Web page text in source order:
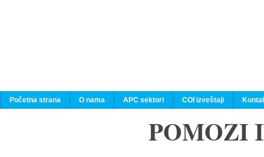
Početna strana O nama APC sektori COI izveštaji
POMOZI